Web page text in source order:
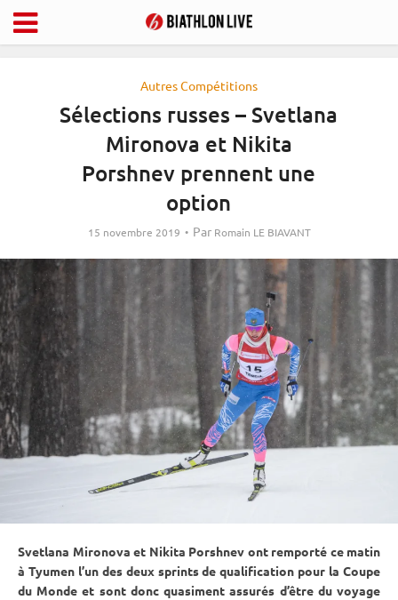
Autres Compétitions
Sélections russes – Svetlana
Mironova et Nikita
Porshnev prennent une
option
15 novembre 2019 Par Romain LE BIAVANT
Svetlana Mironova et Nikita Porshnev ont remporté ce matin
à Tyumen l’un des deux sprints de qualification pour la Coupe
du Monde et sont donc quasiment assurés d’être du voyage